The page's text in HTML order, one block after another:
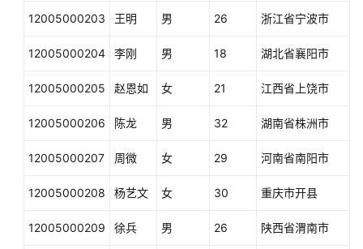
件
作
南
版）
件
12005000203 王明 男 26 浙江省宁波市
12005000204 李刚 男 18 湖北省襄阳市
12005000205 赵恩如 女 21 江西省上饶市
12005000206 陈龙 男 32 湖南省株洲市
12005000207 周微 女 29 河南省南阳市
12005000208 杨艺文 女 30 重庆市开县
12005000209 徐兵 男 26 陕西省渭南市